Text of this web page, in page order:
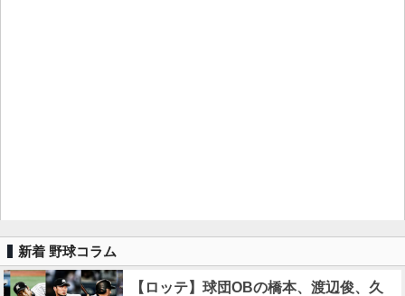
新着 野球コラム
【ロッテ】球団OBの橋本、渡辺俊、久